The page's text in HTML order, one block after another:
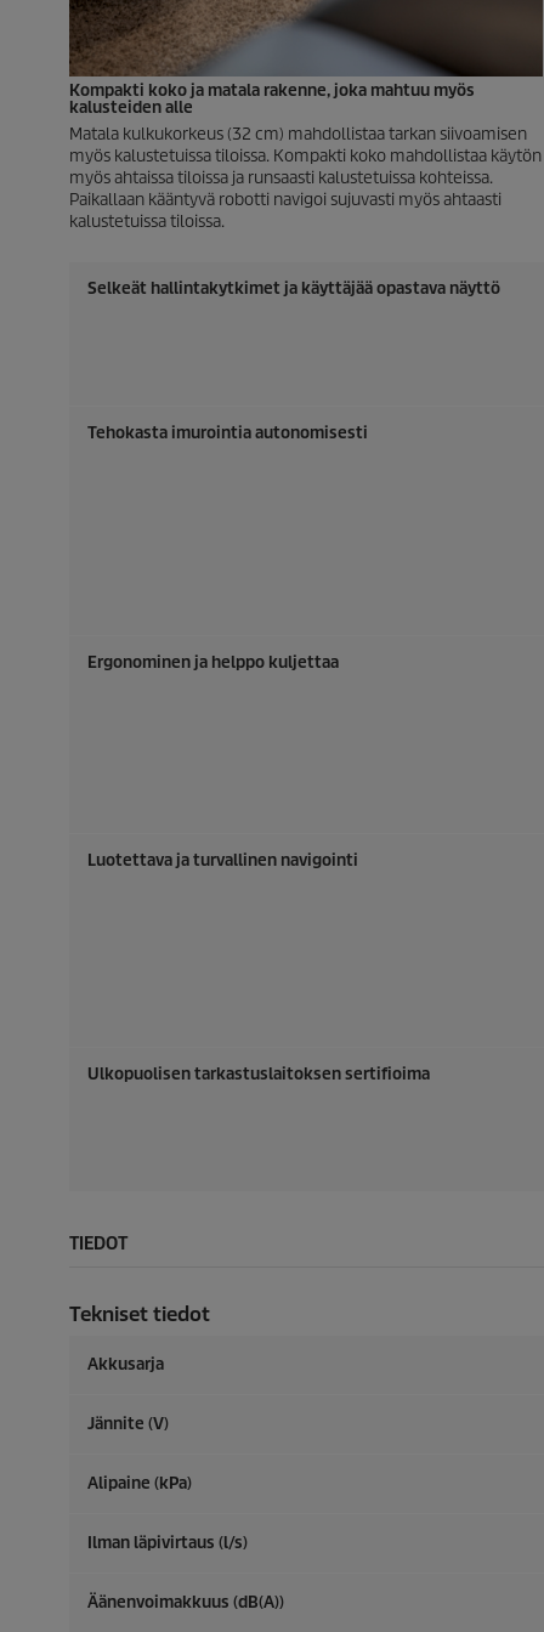
Kompakti koko ja matala rakenne, joka mahtuu myös
kalusteiden alle
Matala kulkukorkeus (32 cm) mahdollistaa tarkan siivoamisen
myös kalustetuissa tiloissa. Kompakti koko mahdollistaa käytön
myös ahtaissa tiloissa ja runsaasti kalustetuissa kohteissa.
Paikallaan kääntyvä robotti navigoi sujuvasti myös ahtaasti
kalustetuissa tiloissa.
Selkeät hallintakytkimet ja käyttäjää opastava näyttö
Tehokasta imurointia autonomisesti
Ergonominen ja helppo kuljettaa
Luotettava ja turvallinen navigointi
Ulkopuolisen tarkastuslaitoksen sertifioima
TIEDOT
Tekniset tiedot
Akkusarja
Jännite (V)
Alipaine (kPa)
Ilman läpivirtaus (l/s)
Äänenvoimakkuus (dB(A))